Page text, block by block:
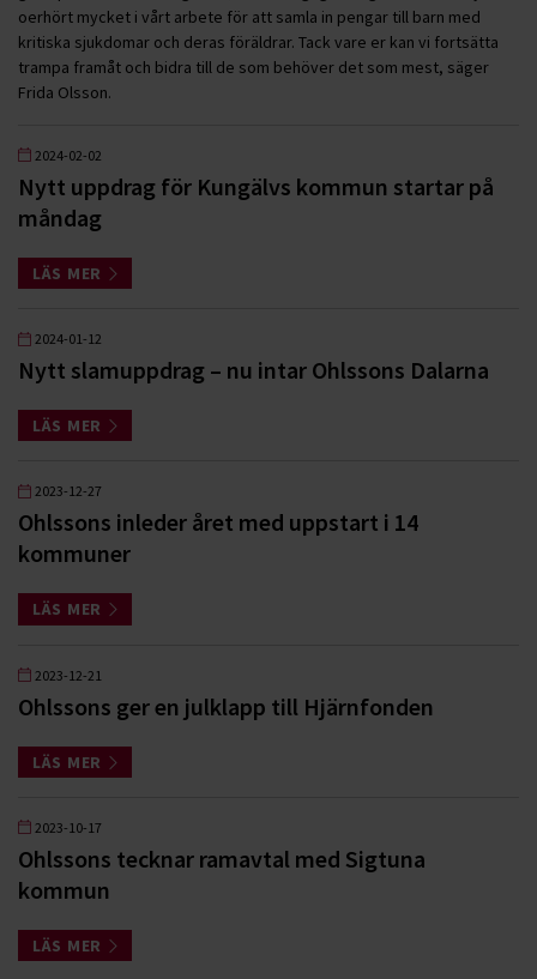
oerhört mycket i vårt arbete för att samla in pengar till barn med
kritiska sjukdomar och deras föräldrar. Tack vare er kan vi fortsätta
trampa framåt och bidra till de som behöver det som mest, säger
Frida Olsson.
2024-02-02
Nytt uppdrag för Kungälvs kommun startar på
måndag
LÄS MER
2024-01-12
Nytt slamuppdrag – nu intar Ohlssons Dalarna
LÄS MER
2023-12-27
Ohlssons inleder året med uppstart i 14
kommuner
LÄS MER
2023-12-21
Ohlssons ger en julklapp till Hjärnfonden
LÄS MER
2023-10-17
Ohlssons tecknar ramavtal med Sigtuna
kommun
LÄS MER